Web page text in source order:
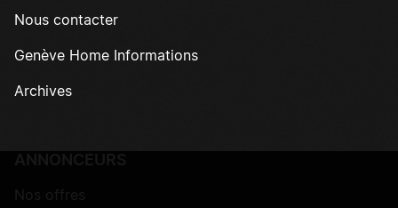
Nous contacter
Genève Home Informations
Archives